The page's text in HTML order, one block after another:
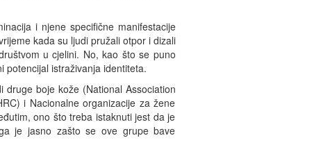
i njene specifične manifestacije
kada su ljudi pružali otpor i dizali
u cjelini. No, kao što se puno
potencijal istraživanja identiteta.
boje kože (National Association
i Nacionalne organizacije za žene
ono što treba istaknuti jest da je
je jasno zašto se ove grupe bave